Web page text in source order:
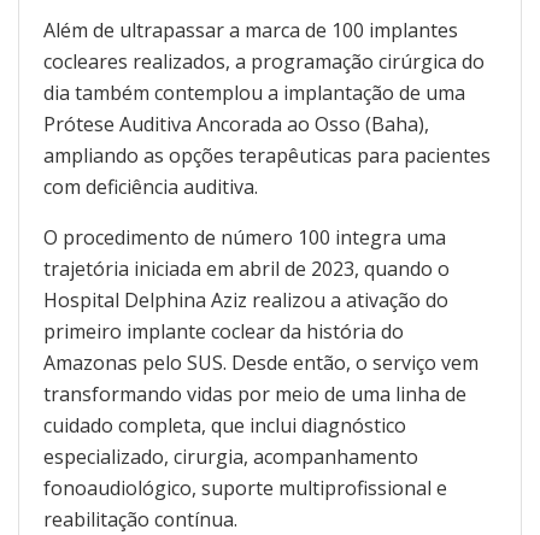
Além de ultrapassar a marca de 100 implantes
cocleares realizados, a programação cirúrgica do
dia também contemplou a implantação de uma
Prótese Auditiva Ancorada ao Osso (Baha),
ampliando as opções terapêuticas para pacientes
com deficiência auditiva.
O procedimento de número 100 integra uma
trajetória iniciada em abril de 2023, quando o
Hospital Delphina Aziz realizou a ativação do
primeiro implante coclear da história do
Amazonas pelo SUS. Desde então, o serviço vem
transformando vidas por meio de uma linha de
cuidado completa, que inclui diagnóstico
especializado, cirurgia, acompanhamento
fonoaudiológico, suporte multiprofissional e
reabilitação contínua.